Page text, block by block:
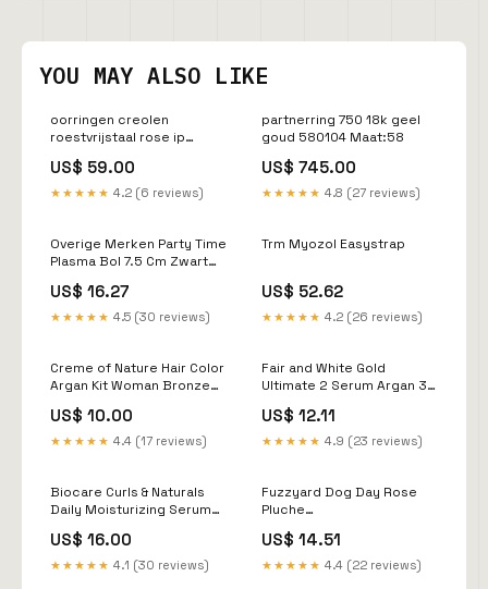
YOU MAY ALSO LIKE
oorringen creolen
roestvrijstaal rose ip
US$ 59.00
★★★★★ 4.2 (6 reviews)
partnerring 750 18k geel
goud 580104 Maat:58
US$ 745.00
★★★★★ 4.8 (27 reviews)
Overige Merken Party Time
Plasma Bol 7.5 Cm Zwart
US$ 16.27
★★★★★ 4.5 (30 reviews)
Trm Myozol Easystrap
US$ 52.62
★★★★★ 4.2 (26 reviews)
Creme of Nature Hair Color
Argan Kit Woman Bronze
US$ 10.00
★★★★★ 4.4 (17 reviews)
Fair and White Gold
Ultimate 2 Serum Argan 30
US$ 12.11
★★★★★ 4.9 (23 reviews)
Biocare Curls & Naturals
Daily Moisturizing Serum
US$ 16.00
★★★★★ 4.1 (30 reviews)
Fuzzyard Dog Day Rose
Pluche
> Draadloze
Schakelsystemen
US$ 14.51
★★★★★ 4.4 (22 reviews)